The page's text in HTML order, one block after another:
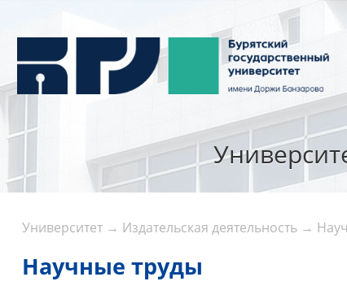
Университет→ Издательская деятельность→
Научные труды